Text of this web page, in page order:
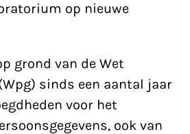
op nieuwe
grond van de Wet
sinds een aantal jaar
voor het
ook van